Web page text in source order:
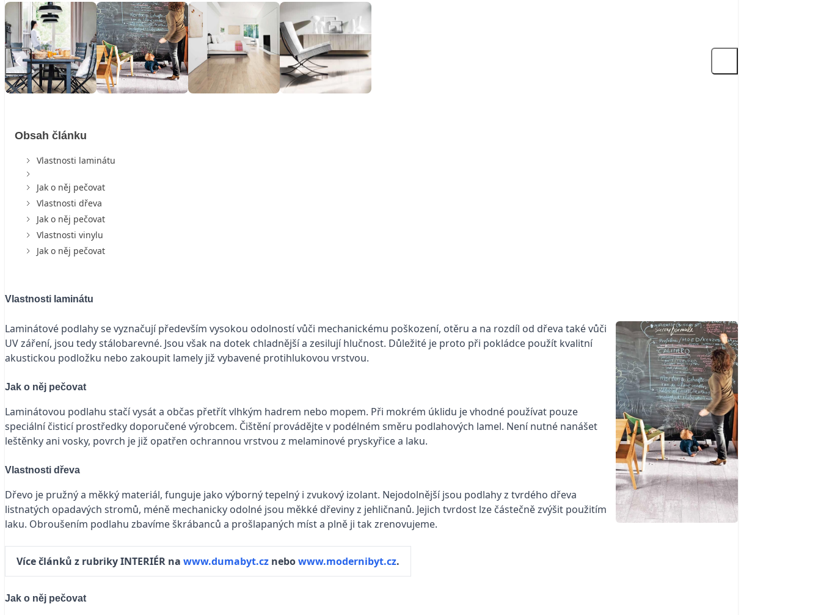
Obsah článku
Vlastnosti laminátu
Jak o něj pečovat
Vlastnosti dřeva
Jak o něj pečovat
Vlastnosti vinylu
Jak o něj pečovat
Vlastnosti laminátu
Laminátové podlahy se vyznačují především vysokou odolností vůči mechanickému poškození, otěru a na rozdíl od dřeva také vůči
UV záření, jsou tedy stálobarevné. Jsou však na dotek chladnější a zesilují hlučnost. Důležité je proto při pokládce použít kvalitní
akustickou podložku nebo zakoupit lamely již vybavené protihlukovou vrstvou.
Jak o něj pečovat
Laminátovou podlahu stačí vysát a občas přetřít vlhkým hadrem nebo mopem. Při mokrém úklidu je vhodné používat pouze
speciální čisticí prostředky doporučené výrobcem. Čištění provádějte v podélném směru podlahových lamel. Není nutné nanášet
leštěnky ani vosky, povrch je již opatřen ochrannou vrstvou z melaminové pryskyřice a laku.
Vlastnosti dřeva
Dřevo je pružný a měkký materiál, funguje jako výborný tepelný i zvukový izolant. Nejodolnější jsou podlahy z tvrdého dřeva
listnatých opadavých stromů, méně mechanicky odolné jsou měkké dřeviny z jehličnanů. Jejich tvrdost lze částečně zvýšit použitím
laku. Obroušením podlahu zbavíme škrábanců a prošlapaných míst a plně ji tak zrenovujeme.
Více článků z rubriky INTERIÉR na www.dumabyt.cz nebowww.modernibyt.cz.
Jak o něj pečovat